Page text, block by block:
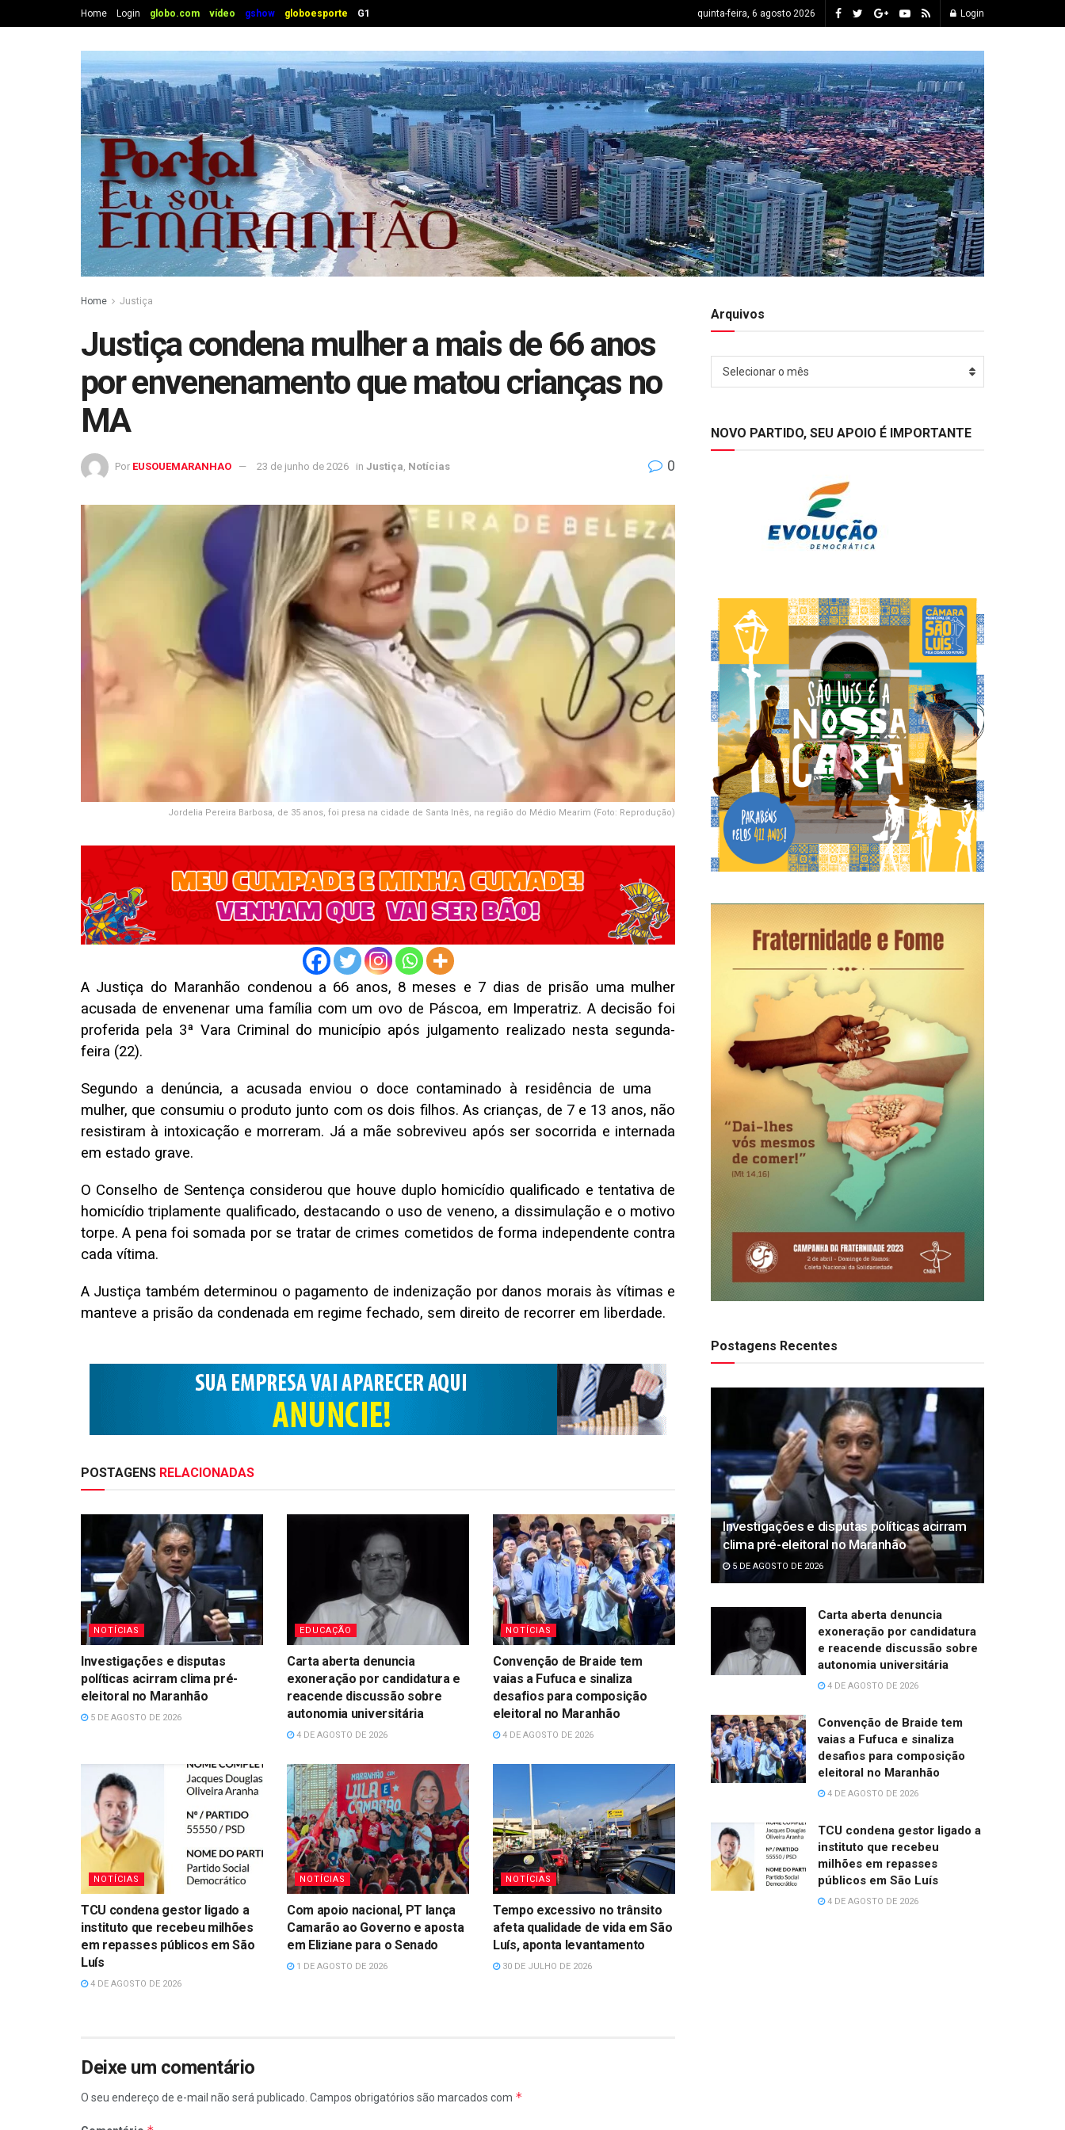
Home Login globo.com vídeo gshow globoesporte G1 quinta-feira, 6 agosto 2026 Login
Home Justiça
Justiça condena mulher a mais de 66 anos
por envenenamento que matou crianças no
MA
Por EUSOUEMARANHAO 23 de junho de 2026 in Justiça Notícias 0
Jordelia Pereira Barbosa, de 35 anos, foi presa na cidade de Santa Inês, na região do Médio Mearim (Foto: Reprodução)
A Justiça do Maranhão condenou a 66 anos, 8 meses e 7 dias de prisão uma mulher
acusada de envenenar uma família com um ovo de Páscoa, em Imperatriz. A decisão foi
proferida pela 3ª Vara Criminal do município após julgamento realizado nesta segunda-
feira (22).
Segundo a denúncia, a acusada enviou o doce contaminado à residência de uma
mulher, que consumiu o produto junto com os dois filhos. As crianças, de 7 e 13 anos, não
resistiram à intoxicação e morreram. Já a mãe sobreviveu após ser socorrida e internada
em estado grave.
O Conselho de Sentença considerou que houve duplo homicídio qualificado e tentativa de
homicídio triplamente qualificado, destacando o uso de veneno, a dissimulação e o motivo
torpe. A pena foi somada por se tratar de crimes cometidos de forma independente contra
cada vítima.
A Justiça também determinou o pagamento de indenização por danos morais às vítimas e
manteve a prisão da condenada em regime fechado, sem direito de recorrer em liberdade.
POSTAGENS RELACIONADAS
NOTÍCIAS
Investigações e disputas
políticas acirram clima pré-
eleitoral no Maranhão
5 DE AGOSTO DE 2026
EDUCAÇÃO
Carta aberta denuncia
exoneração por candidatura e
reacende discussão sobre
autonomia universitária
4 DE AGOSTO DE 2026
NOTÍCIAS
Convenção de Braide tem
vaias a Fufuca e sinaliza
desafios para composição
eleitoral no Maranhão
4 DE AGOSTO DE 2026
NOTÍCIAS
TCU condena gestor ligado a
instituto que recebeu milhões
em repasses públicos em São
Luís
4 DE AGOSTO DE 2026
NOTÍCIAS
Com apoio nacional, PT lança
Camarão ao Governo e aposta
em Eliziane para o Senado
1 DE AGOSTO DE 2026
NOTÍCIAS
Tempo excessivo no trânsito
afeta qualidade de vida em São
Luís, aponta levantamento
30 DE JULHO DE 2026
Deixe um comentário
O seu endereço de e-mail não será publicado. Campos obrigatórios são marcados com *
Arquivos
Selecionar o mês
NOVO PARTIDO, SEU APOIO É IMPORTANTE
Postagens Recentes
Investigações e disputas políticas acirram
clima pré-eleitoral no Maranhão
5 DE AGOSTO DE 2026
Carta aberta denuncia
exoneração por candidatura
e reacende discussão sobre
autonomia universitária
4 DE AGOSTO DE 2026
Convenção de Braide tem
vaias a Fufuca e sinaliza
desafios para composição
eleitoral no Maranhão
4 DE AGOSTO DE 2026
TCU condena gestor ligado a
instituto que recebeu
milhões em repasses
públicos em São Luís
4 DE AGOSTO DE 2026